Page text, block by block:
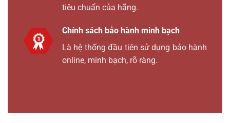
tiêu chuẩn của hãng.
Chính sách bảo hành minh bạch
Là hệ thống đầu tiên sử dụng bảo hành
online, minh bạch, rõ ràng.